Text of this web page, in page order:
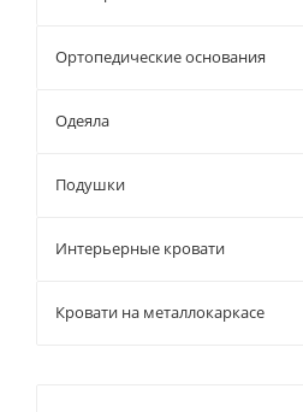
Ортопедические основания
Одеяла
Подушки
Интерьерные кровати
Кровати на металлокаркасе